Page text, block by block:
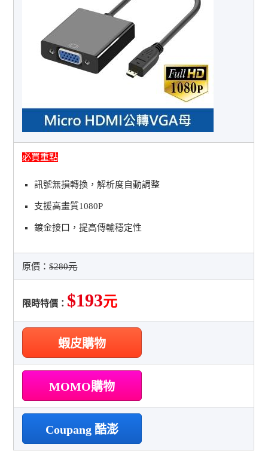
必買重點
訊號無損轉換，解析度自動調整
支援高畫質1080P
鍍金接口，提高傳輸穩定性
原價：$280元
限時特價： $193元
蝦皮購物
MOMO購物
Coupang 酷澎